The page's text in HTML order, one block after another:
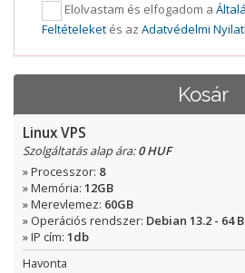
Elolvastam és elfogadom a
Feltételeket és az Adatvédelmi
Kosár
Linux VPS
Szolgáltatás alap ára:0 HUF
» Processzor: 8
» Memória: 12GB
» Merevlemez: 60GB
» Operációs rendszer: Debian 13.2 - 64
» IP cím: 1db
Havonta